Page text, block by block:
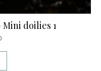
Mini doilies 1